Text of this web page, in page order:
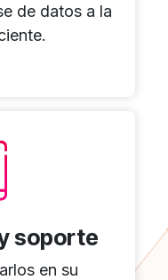
de datos a la
soporte
en su